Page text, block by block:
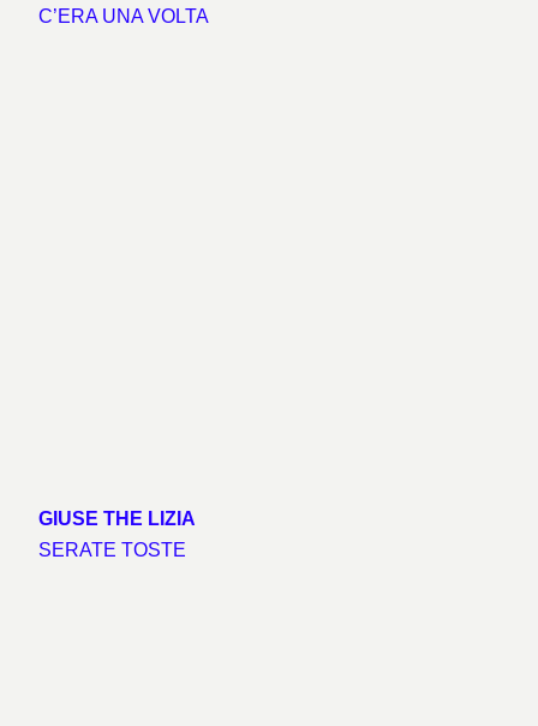
C’ERA UNA VOLTA
GIUSE THE LIZIA
SERATE TOSTE